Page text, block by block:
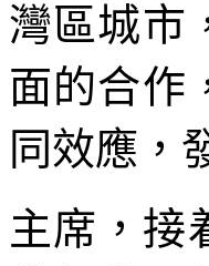
灣區城市
面的合作
同效應，
主席，接